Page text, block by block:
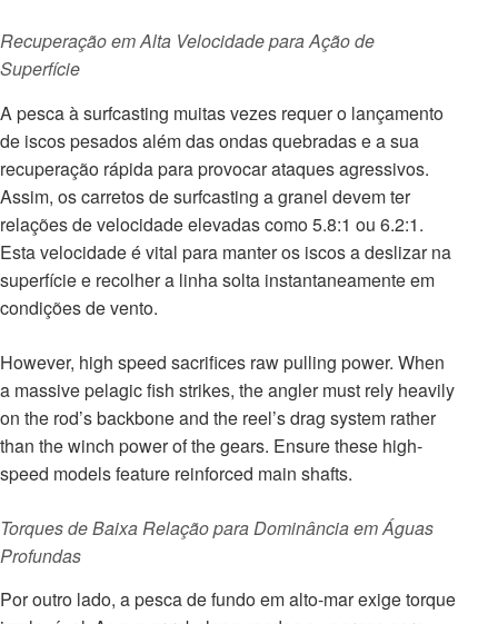
Recuperação em Alta Velocidade para Ação de
Superfície
A pesca à surfcasting muitas vezes requer o lançamento
de iscos pesados além das ondas quebradas e a sua
recuperação rápida para provocar ataques agressivos.
Assim, os carretos de surfcasting a granel devem ter
relações de velocidade elevadas como 5.8:1 ou 6.2:1.
Esta velocidade é vital para manter os iscos a deslizar na
superfície e recolher a linha solta instantaneamente em
condições de vento.
However, high speed sacrifices raw pulling power. When
a massive pelagic fish strikes, the angler must rely heavily
on the rod’s backbone and the reel’s drag system rather
than the winch power of the gears. Ensure these high-
speed models feature reinforced main shafts.
Torques de Baixa Relação para Dominância em Águas
Profundas
Por outro lado, a pesca de fundo em alto-mar exige torque